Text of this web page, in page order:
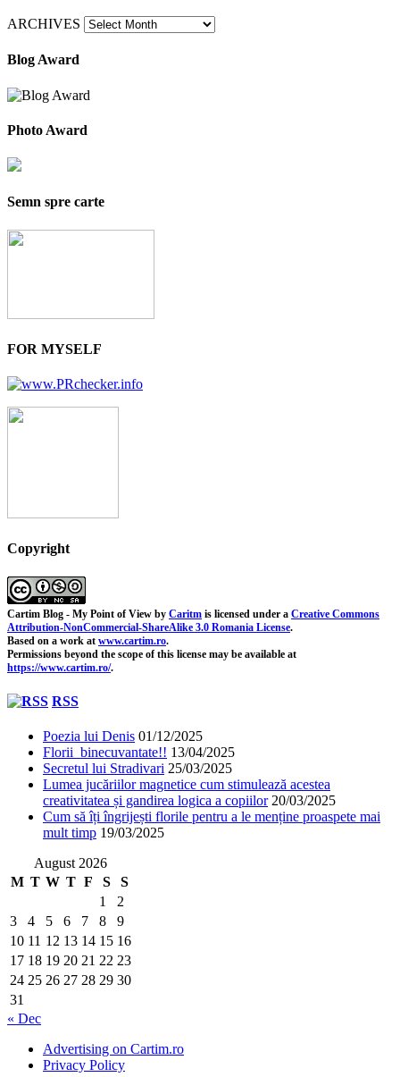
ARCHIVES
Blog Award
Photo Award
Semn spre carte
FOR MYSELF
Copyright
Cartim Blog - My Point of View by Caritm is licensed under a Creative Commons
Attribution-NonCommercial-ShareAlike 3.0 Romania License.
Based on a work at www.cartim.ro.
Permissions beyond the scope of this license may be available at
https://www.cartim.ro/.
RSS
Poezia lui Denis 01/12/2025
Florii binecuvantate!! 13/04/2025
Secretul lui Stradivari 25/03/2025
Lumea jucăriilor magnetice cum stimulează acestea
creativitatea și gandirea logica a copiilor 20/03/2025
Cum să îți îngrijești florile pentru a le menține proaspete mai
mult timp 19/03/2025
August 2026
M T W T F S
S
1
2
3
4 5 6 7 8
9
10 11 12 13 14 15 16
17 18 19 20 21 22 23
24 25 26 27 28 29 30
31
« Dec
Advertising on Cartim.ro
Privacy Policy